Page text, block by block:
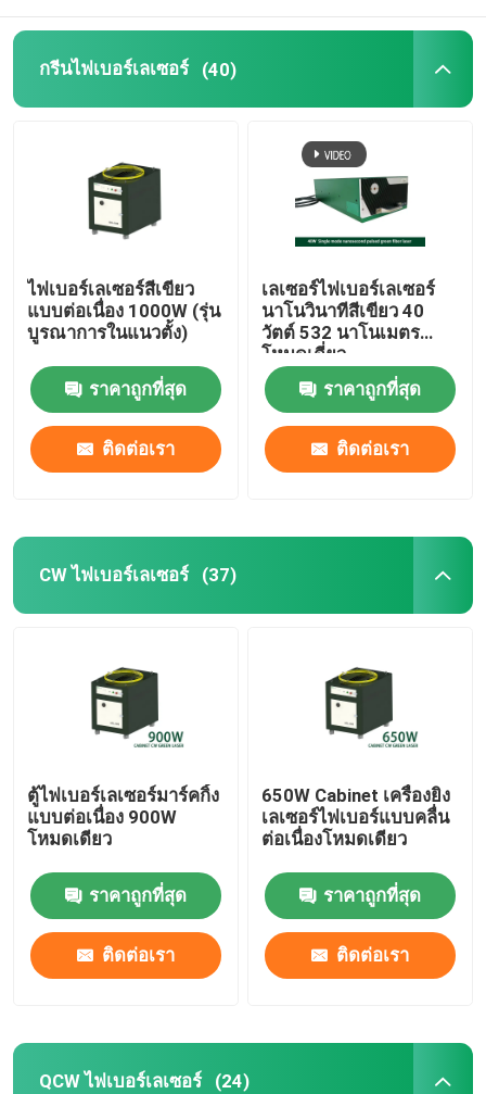
กรีนไฟเบอร์เลเซอร์ (40)
ไฟเบอร์เลเซอร์สีเขียว
แบบต่อเนื่อง 1000W (รุ่น
บูรณาการในแนวตั้ง)
ราคาถูกที่สุด
ติดต่อเรา
เลเซอร์ไฟเบอร์เลเซอร์
นาโนวินาทีสีเขียว 40
วัตต์ 532 นาโนเมตร
โหมดเดี่ยว
ราคาถูกที่สุด
ติดต่อเรา
CW ไฟเบอร์เลเซอร์ (37)
ตู้ไฟเบอร์เลเซอร์มาร์คกิ้ง
แบบต่อเนื่อง 900W
โหมดเดียว
ราคาถูกที่สุด
ติดต่อเรา
650W Cabinet เครื่องยิง
เลเซอร์ไฟเบอร์แบบคลื่น
ต่อเนื่องโหมดเดียว
ราคาถูกที่สุด
ติดต่อเรา
QCW ไฟเบอร์เลเซอร์ (24)